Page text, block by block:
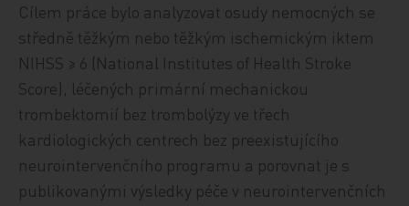
Cílem práce bylo analyzovat osudy nemocných se
středně těžkým nebo těžkým ischemickým iktem
NIHSS ≥ 6 (National Institutes of Health Stroke
Score), léčených primární mechanickou
trombektomií bez trombolýzy ve třech
kardiologických centrech bez preexistujícího
neurointervenčního programu a porovnat je s
publikovanými výsledky péče v neurointervenčních